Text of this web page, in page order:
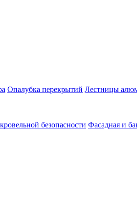
Опалубка перекрытий Лестницы
безопасности Фасадная и